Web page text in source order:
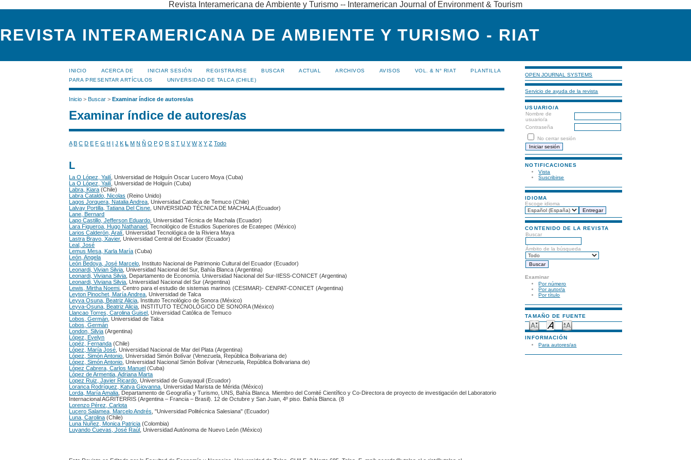
Revista Interamericana de Ambiente y Turismo -- Interamerican Journal of Environment & Tourism
REVISTA INTERAMERICANA DE AMBIENTE Y TURISMO - RIAT
OPEN JOURNAL SYSTEMS
Servicio de ayuda de la revista
USUARIO/A
Nombre de
usuario/a
Contraseña
No cerrar sesión
NOTIFICACIONES
Vista
Suscribirse
IDIOMA
Escoge idioma
CONTENIDO DE LA REVISTA
Buscar
Ámbito de la búsqueda
Examinar
Por número
Por autor/a
Por título
TAMAÑO DE FUENTE
INFORMACIÓN
Para autores/as
INICIO ACERCA DE INICIAR SESIÓN REGISTRARSE BUSCAR ACTUAL ARCHIVOS AVISOS VOL. & N° RIAT
PLANTILLA
PARA PRESENTAR ARTÍCULOS
UNIVERSIDAD DE TALCA (CHILE)
Inicio >Buscar >Examinar índice de autores/as
Examinar índice de autores/as
A B C D E F G H I J K L M N Ñ O P Q R S T U V W X Y Z Todo
L
La O López, Yailí , Universidad de Holguín Oscar Lucero Moya (Cuba)
La O López, Yailí , Universidad de Holguín (Cuba)
Labra, Kiara (Chile)
Labra Cataldo, Nicolas (Reino Unido)
Lagos Jorquera, Natalia Andrea , Universidad Catolica de Temuco (Chile)
Lalvay Portilla, Tatiana Del Cisne , UNIVERSIDAD TÉCNICA DE MACHALA (Ecuador)
Lane, Bernard
Lapo Castillo, Jefferson Eduardo , Universidad Técnica de Machala (Ecuador)
Lara Figueroa, Hugo Nathanael
, Tecnológico de Estudios Superiores de Ecatepec (México)
Larios Calderón, Aralí , Universidad Tecnológica de la Riviera Maya
Lastra Bravo, Xavier, Universidad Central del Ecuador (Ecuador)
Leal, José
Lemus Mesa, Karla María (Cuba)
León, Angela
León Bedoya, José Marcelo , Instituto Nacional de Patrimonio Cultural del Ecuador (Ecuador)
Leonardi, Vivian Silvia , Universidad Nacional del Sur, Bahía Blanca (Argentina)
Leonardi, Viviana Silvia , Departamento de Economía. Universidad Nacional del Sur-IIESS-CONICET (Argentina)
Leonardi, Viviana Silvia , Universidad Nacional del Sur (Argentina)
Lewis, Mirtha Noemi , Centro para el estudio de sistemas marinos (CESIMAR)- CENPAT-CONICET (Argentina)
Leyton Pinochet, María Andrea , Universidad de Talca
Leyva Osuna, Beatriz Alicia , Instituto Tecnológico de Sonora (México)
Leyva-Osuna, Beatriz Alicia , INSTITUTO TECNOLÓGICO DE SONORA (México)
Llancao Torres, Carolina Guisel
, Universidad Católica de Temuco
Lobos, Germán , Universidad de Talca
Lobos, Germán
London, Silvia (Argentina)
López, Evelyn
Lopéz, Fernanda (Chile)
López, María José , Universidad Nacional de Mar del Plata (Argentina)
López, Simón Antonio , Universidad Simón Bolívar (Venezuela, República Bolivariana de)
López, Simón Antonio , Universidad Nacional Simón Bolívar (Venezuela, República Bolivariana de)
López Cabrera, Carlos Manuel (Cuba)
López de Armentia, Adriana Marta
Lopez Ruiz, Javier Ricardo , Universidad de Guayaquil (Ecuador)
Loranca Rodríguez, Katya Giovanna , Universidad Marista de Mérida (México)
Lorda, María Amalia , Departamento de Geografía y Turismo, UNS, Bahía Blanca. Miembro del Comité Científico y Co-Directora de proyecto de investigación del Laboratorio
Internacional AGRITERRIS (Argentina – Francia – Brasil). 12 de Octubre y San Juan, 4º piso. Bahía Blanca. (8
Lorenzo Pérez, Carlota
Lucero Salamea, Marcelo Andrés , "Universidad Politécnica Salesiana" (Ecuador)
Luna, Carolina (Chile)
Luna Nuñez, Monica Patricia (Colombia)
Luyando Cuevas, José Raúl
, Universidad Autónoma de Nuevo León (México)